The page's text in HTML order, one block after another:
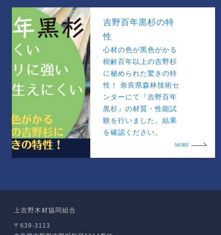
吉野百年黒杉の特
性
心材の色が黒色がかる
樹齢百年以上の吉野杉
に秘められた驚きの特
性！ 奈良県森林技術セ
ンターにて『吉野百年
黒杉』の材質・性能試
験を行いました。結果
を確認ください。
MORE
上吉野木材協同組合
〒639-3113